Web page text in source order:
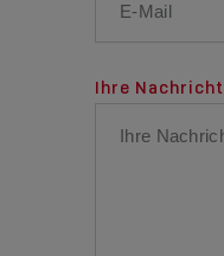
Ihre Nachricht